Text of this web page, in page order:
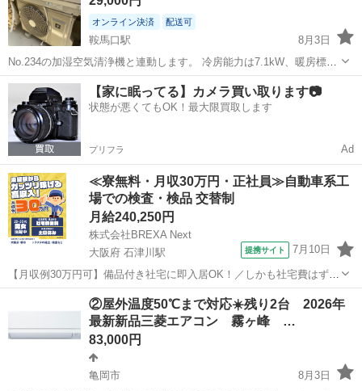
オンライン決済 配送可
鞍馬口駅
8月3日
No.234の加湿空気清浄機と連動します。 冷房能力は7.1kW、暖房標準
能力は8.5kW 対応畳数: おもに23畳用（冷房15〜23畳、暖房18〜23
畳）電源: 単相200V省エネ性能: 省エネ基準達成率 117%特徴・...
京都 京都市 鞍馬口駅 季節、空調家電 上京区
【家に眠ってる】カメラ買い取ります📷
状態が悪くてもOK！最大限買取します
プリフラ Ad
≪寮無料・月収30万円・正社員≫自動車系工
場での検査・検品 交替制
月給240,250円
株式会社BREXA Next
大阪府 石津川駅
提携サイト 7月10日
【月収例30万円可】備品付き社宅に即入居OK！／しかも社宅費はずっ
と無料♪／トラクタ本体の製造／資格経験不問★異業種からの転職活躍
中！／赴任旅費会社負担／工場まで無料送迎あり◎《大阪府堺市》 人
気の工場のお仕事 ◇トラクタ...
石津川駅 その他
②屋外温度50℃まで対応☀️残り2台 2026年
最新新品三菱エアコン 霧ヶ峰 …
83,000円
亀岡市
8月3日